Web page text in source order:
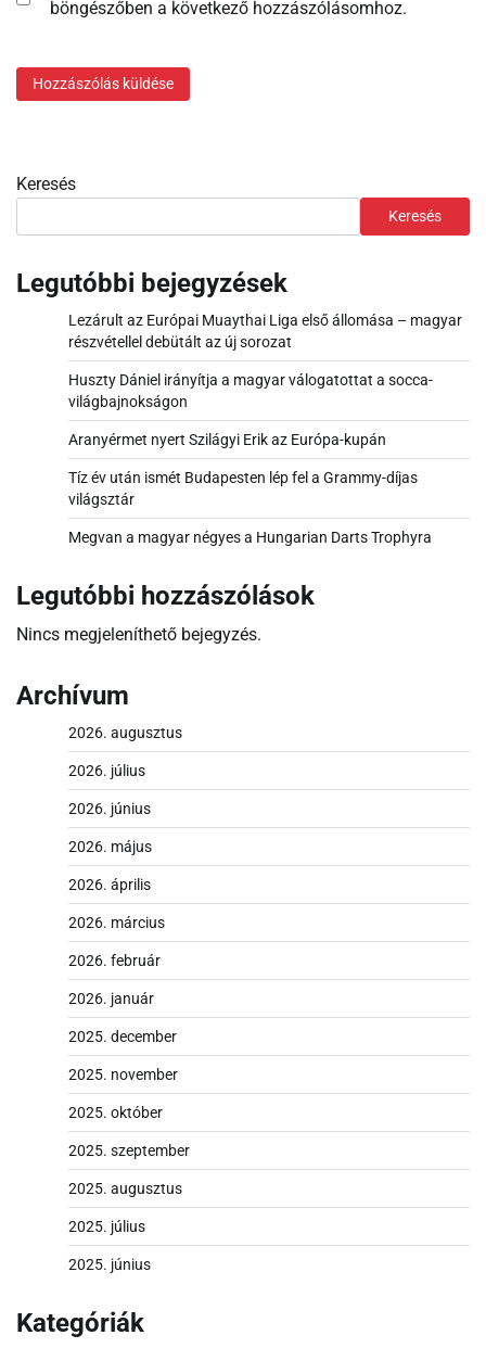
böngészőben a következő hozzászólásomhoz.
Keresés
Keresés
Legutóbbi bejegyzések
Lezárult az Európai Muaythai Liga első állomása – magyar
részvétellel debütált az új sorozat
Huszty Dániel irányítja a magyar válogatottat a socca-
világbajnokságon
Aranyérmet nyert Szilágyi Erik az Európa-kupán
Tíz év után ismét Budapesten lép fel a Grammy-díjas
világsztár
Megvan a magyar négyes a Hungarian Darts Trophyra
Legutóbbi hozzászólások
Nincs megjeleníthető bejegyzés.
Archívum
2026. augusztus
2026. július
2026. június
2026. május
2026. április
2026. március
2026. február
2026. január
2025. december
2025. november
2025. október
2025. szeptember
2025. augusztus
2025. július
2025. június
Kategóriák